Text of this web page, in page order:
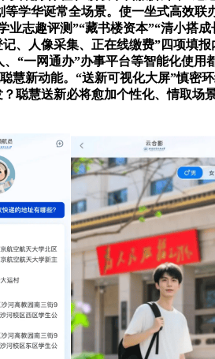
学华诞常全场景。使一坐式高效联
志趣评测”“藏书楼资本”“清小搭
、人像采集、正在线缴费”四项填
“一网通办”办事平台等智能化使用
慧新动能。“送新可视化大屏”慎密
聪慧送新必将愈加个性化、情取场景